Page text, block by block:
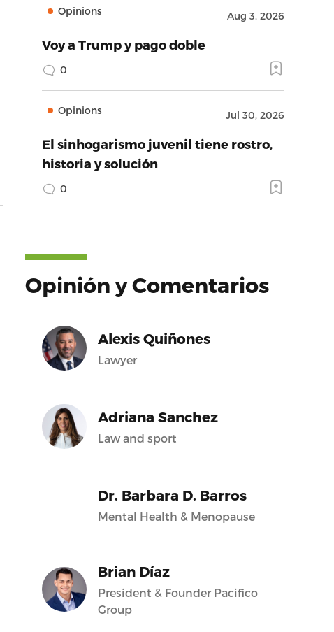
Opinions Aug 3, 2026
Voy a Trump y pago doble
0
Opinions Jul 30, 2026
El sinhogarismo juvenil tiene rostro,
historia y solución
0
Opinión y Comentarios
Alexis Quiñones
Lawyer
Adriana Sanchez
Law and sport
Dr. Barbara D. Barros
Mental Health & Menopause
Brian Díaz
President & Founder Pacifico
Group